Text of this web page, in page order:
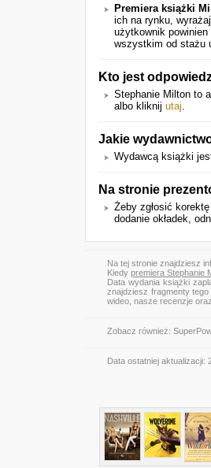
Premiera książki
ich na rynku,
użytkownik
wszystkim od stażu
Kto jest
Stephanie Milton to
albo kliknij utaj.
Jakie
Wydawcą książki
Na stronie
Żeby zgłosić
dodanie okładek,
Na tej stronie znajdziesz
Kiedy premiera Stephanie
Data wydania książki
znajdziesz fragmenty
wideo, nasze recenzje
Zobacz również:
Data ostatniej aktualizacji: